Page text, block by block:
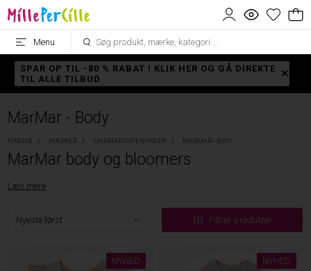
Menu
SPAR OP TIL -80 % RABAT ! KLIK HER OG GÅ DIREKTE
TIL ALLE TILBUD
MarMar - Body
FORSIDE MÆRKER MARMAR COPENHAGEN MARMAR - BODY
MarMar body og bloomers
Læs mere
Filtrer produkter
NYHED NYHED